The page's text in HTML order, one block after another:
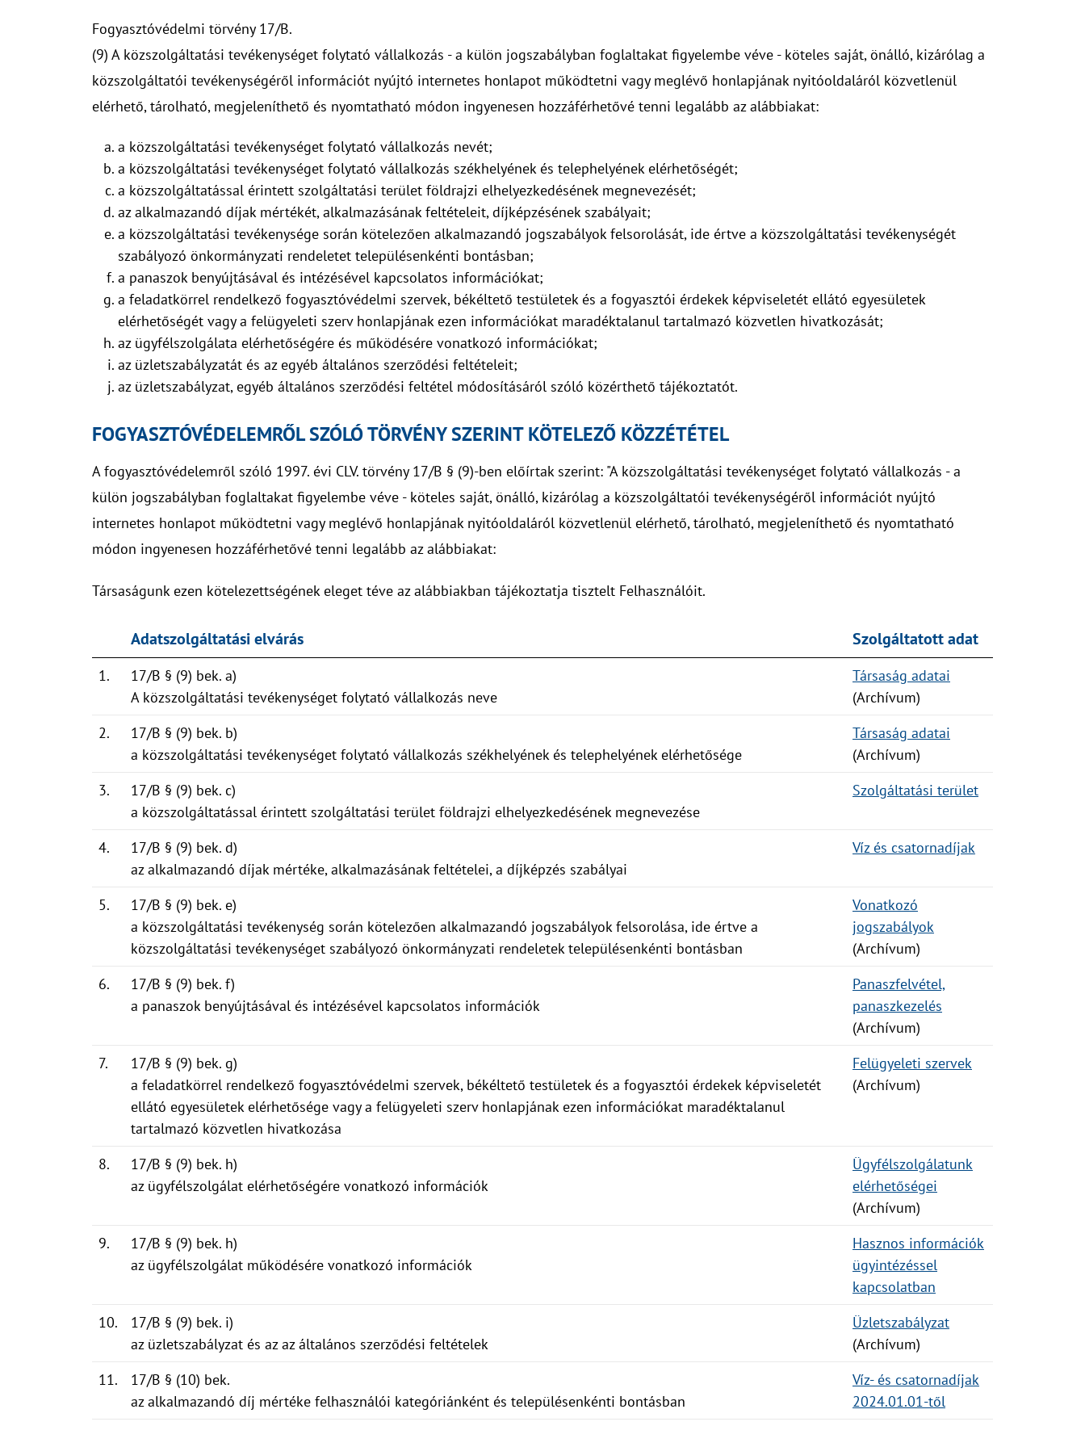
Fogyasztóvédelmi törvény 17/B.
(9) A közszolgáltatási tevékenységet folytató vállalkozás - a külön jogszabályban foglaltakat figyelembe véve - köteles saját, önálló, kizárólag a
közszolgáltatói tevékenységéről információt nyújtó internetes honlapot működtetni vagy meglévő honlapjának nyitóoldaláról közvetlenül
elérhető, tárolható, megjeleníthető és nyomtatható módon ingyenesen hozzáférhetővé tenni legalább az alábbiakat:
a közszolgáltatási tevékenységet folytató vállalkozás nevét;
a közszolgáltatási tevékenységet folytató vállalkozás székhelyének és telephelyének elérhetőségét;
a közszolgáltatással érintett szolgáltatási terület földrajzi elhelyezkedésének megnevezését;
az alkalmazandó díjak mértékét, alkalmazásának feltételeit, díjképzésének szabályait;
a közszolgáltatási tevékenysége során kötelezően alkalmazandó jogszabályok felsorolását, ide értve a közszolgáltatási tevékenységét
szabályozó önkormányzati rendeletet településenkénti bontásban;
a panaszok benyújtásával és intézésével kapcsolatos információkat;
a feladatkörrel rendelkező fogyasztóvédelmi szervek, békéltető testületek és a fogyasztói érdekek képviseletét ellátó egyesületek
elérhetőségét vagy a felügyeleti szerv honlapjának ezen információkat maradéktalanul tartalmazó közvetlen hivatkozását;
az ügyfélszolgálata elérhetőségére és működésére vonatkozó információkat;
az üzletszabályzatát és az egyéb általános szerződési feltételeit;
az üzletszabályzat, egyéb általános szerződési feltétel módosításáról szóló közérthető tájékoztatót.
FOGYASZTÓVÉDELEMRŐL SZÓLÓ TÖRVÉNY SZERINT KÖTELEZŐ KÖZZÉTÉTEL
A fogyasztóvédelemről szóló 1997. évi CLV. törvény 17/B § (9)-ben előírtak szerint: "A közszolgáltatási tevékenységet folytató vállalkozás - a
külön jogszabályban foglaltakat figyelembe véve - köteles saját, önálló, kizárólag a közszolgáltatói tevékenységéről információt nyújtó
internetes honlapot működtetni vagy meglévő honlapjának nyitóoldaláról közvetlenül elérhető, tárolható, megjeleníthető és nyomtatható
módon ingyenesen hozzáférhetővé tenni legalább az alábbiakat:
Társaságunk ezen kötelezettségének eleget téve az alábbiakban tájékoztatja tisztelt Felhasználóit.
Adatszolgáltatási elvárás Szolgáltatott adat
1.
17/B § (9) bek. a)
A közszolgáltatási tevékenységet folytató vállalkozás neve
Társaság adatai
(Archívum)
2.
17/B § (9) bek. b)
a közszolgáltatási tevékenységet folytató vállalkozás székhelyének és telephelyének elérhetősége
Társaság adatai
(Archívum)
3.
17/B § (9) bek. c)
a közszolgáltatással érintett szolgáltatási terület földrajzi elhelyezkedésének megnevezése
Szolgáltatási terület
4.
17/B § (9) bek. d)
az alkalmazandó díjak mértéke, alkalmazásának feltételei, a díjképzés szabályai
Víz és csatornadíjak
5.
17/B § (9) bek. e)
a közszolgáltatási tevékenység során kötelezően alkalmazandó jogszabályok felsorolása, ide értve a
közszolgáltatási tevékenységet szabályozó önkormányzati rendeletek településenkénti bontásban
Vonatkozó
jogszabályok
(Archívum)
6.
17/B § (9) bek. f)
a panaszok benyújtásával és intézésével kapcsolatos információk
Panaszfelvétel,
panaszkezelés
(Archívum)
7.
17/B § (9) bek. g)
a feladatkörrel rendelkező fogyasztóvédelmi szervek, békéltető testületek és a fogyasztói érdekek képviseletét
ellátó egyesületek elérhetősége vagy a felügyeleti szerv honlapjának ezen információkat maradéktalanul
tartalmazó közvetlen hivatkozása
Felügyeleti szervek
(Archívum)
8.
17/B § (9) bek. h)
az ügyfélszolgálat elérhetőségére vonatkozó információk
Ügyfélszolgálatunk
elérhetőségei
(Archívum)
9.
17/B § (9) bek. h)
az ügyfélszolgálat működésére vonatkozó információk
Hasznos információk
ügyintézéssel
kapcsolatban
10.
17/B § (9) bek. i)
az üzletszabályzat és az az általános szerződési feltételek
Üzletszabályzat
(Archívum)
11.
17/B § (10) bek.
az alkalmazandó díj mértéke felhasználói kategóriánként és településenkénti bontásban
Víz- és csatornadíjak
2024.01.01-től